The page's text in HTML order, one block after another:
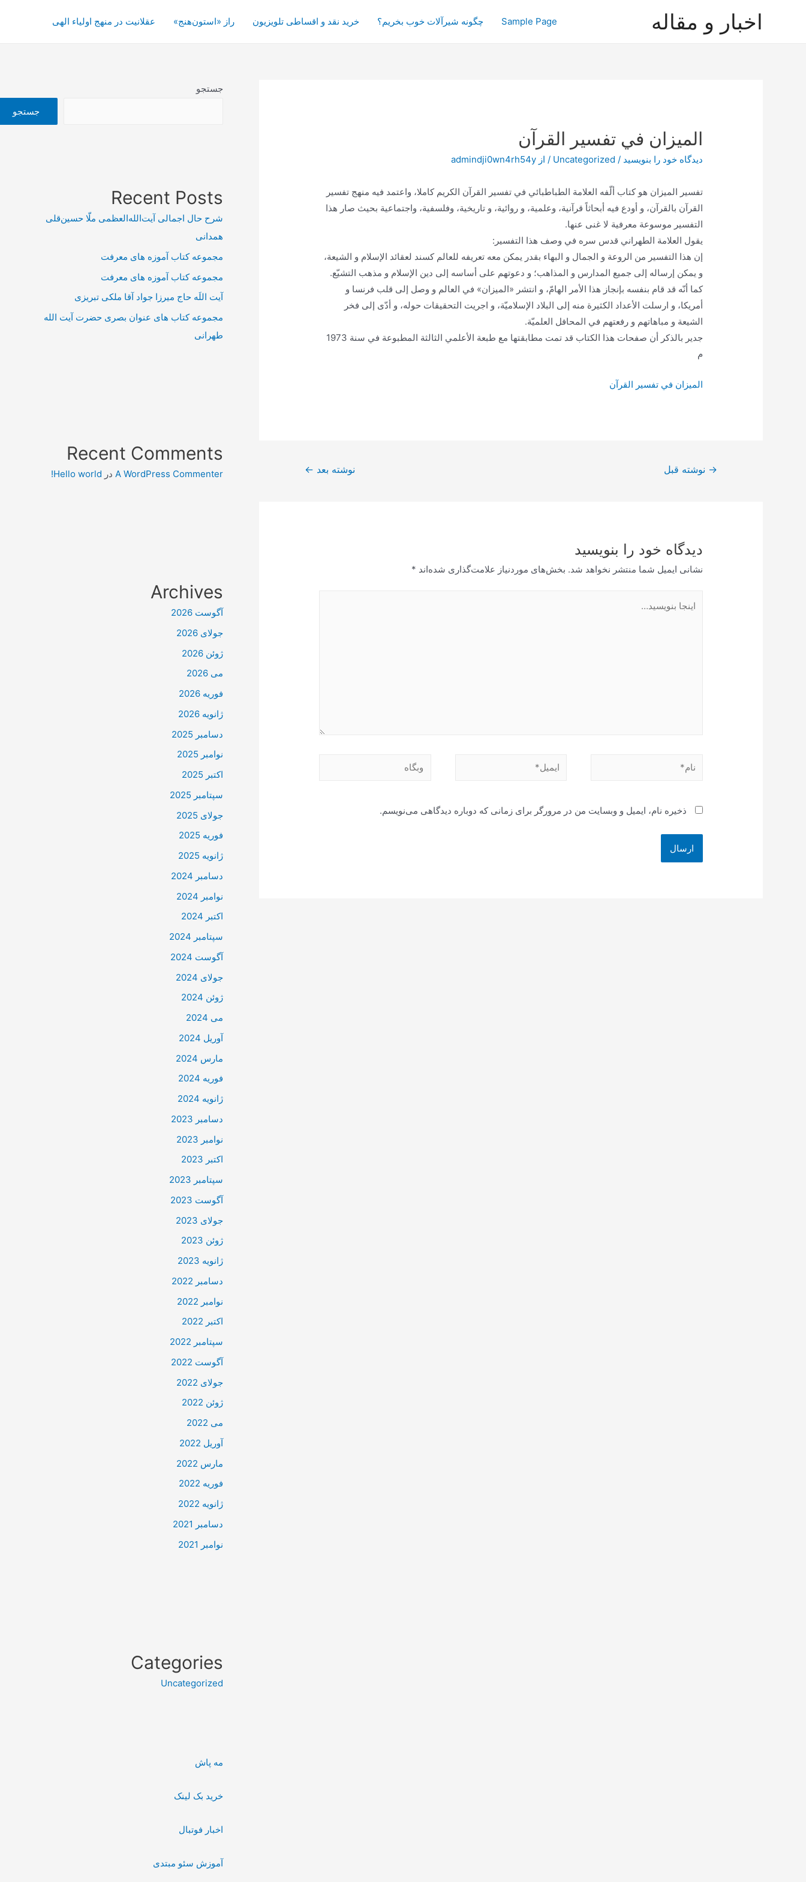
اخبار و مقاله Sample Page چگونه شیرآلات خوب بخریم؟ خرید نقد و اقساطی تلویزیون راز «استون‌هنج» عقلانیت در منهج اولیاء الهی
الميزان في تفسير القرآن
دیدگاه‌ خود را بنویسید /
Uncategorized / از admindji0wn4rh54y
تفسير الميزان هو كتاب ألّفه العلامة الطباطبائي في تفسير القرآن الكريم كاملا، واعتمد فيه منهج تفسير
القرآن بالقرآن، و أودع فيه أبحاثاً قرآنية، وعلمية، و روائية، و تاريخية، وفلسفية، واجتماعية بحيث صار هذا
التفسير موسوعة معرفية لا غنى عنها.
يقول العلامة الطهراني قدس سره في وصف هذا التفسير:
إن هذا التفسير من الروعة و الجمال و البهاء بقدر يمكن معه تعريفه للعالم كسند لعقائد الإسلام و الشيعة،
و يمكن إرساله إلى جميع المدارس و المذاهب؛ و دعوتهم على أساسه إلى دين الإسلام و مذهب التشيّع.
كما أنّه قد قام بنفسه بإنجاز هذا الأمر الهامّ، و انتشر «الميزان» في العالم و وصل إلى قلب فرنسا و
أمريكا، و ارسلت الأعداد الكثيرة منه إلى البلاد الإسلاميّة، و اجريت التحقيقات حوله، و أدّى إلى فخر
الشيعة و مباهاتهم و رفعتهم في المحافل العلميّة.
جدير بالذكر أن صفحات هذا الكتاب قد تمت مطابقتها مع طبعة الأعلمي الثالثة المطبوعة في سنة 1973
م
الميزان في تفسير القرآن
→ نوشته قبل نوشته بعد ←
دیدگاه‌ خود را بنویسید
نشانی ایمیل شما منتشر نخواهد شد. بخش‌های موردنیاز علامت‌گذاری شده‌اند *
بنویسید…
نام* ایمیل* وبگاه
ذخیره نام، ایمیل و وبسایت من در مرورگر برای زمانی که دوباره دیدگاهی می‌نویسم.
جستجو
جستجو
Recent Posts
شرح حال اجمالی آیت‌الله‌العظمی ملّا حسین‌قلی
همدانی
مجموعه کتاب آموزه های معرفت
مجموعه کتاب آموزه های معرفت
آیت اللَه حاج میرزا جواد آقا ملکی تبریزی
مجموعه کتاب های عنوان بصری حضرت آیت الله
طهرانی
Recent Comments
A WordPress Commenter در Hello world!
Archives
آگوست 2026
جولای 2026
ژوئن 2026
می 2026
فوریه 2026
ژانویه 2026
دسامبر 2025
نوامبر 2025
اکتبر 2025
سپتامبر 2025
جولای 2025
فوریه 2025
ژانویه 2025
دسامبر 2024
نوامبر 2024
اکتبر 2024
سپتامبر 2024
آگوست 2024
جولای 2024
ژوئن 2024
می 2024
آوریل 2024
مارس 2024
فوریه 2024
ژانویه 2024
دسامبر 2023
نوامبر 2023
اکتبر 2023
سپتامبر 2023
آگوست 2023
جولای 2023
ژوئن 2023
ژانویه 2023
دسامبر 2022
نوامبر 2022
اکتبر 2022
سپتامبر 2022
آگوست 2022
جولای 2022
ژوئن 2022
می 2022
آوریل 2022
مارس 2022
فوریه 2022
ژانویه 2022
دسامبر 2021
نوامبر 2021
Categories
Uncategorized
مه پاش
خرید بک لینک
اخبار فوتبال
آموزش سئو مبتدی